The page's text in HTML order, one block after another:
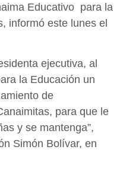
Educativo para la
informó este lunes el
ejecutiva, al
la Educación un
de
para que le
y se mantenga”,
Simón Bolívar, en